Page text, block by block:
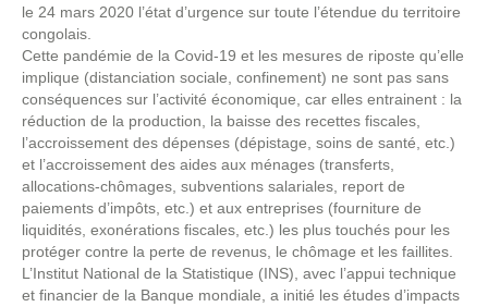
le 24 mars 2020 l’état d’urgence sur toute l’étendue du territoire
congolais.
Cette pandémie de la Covid-19 et les mesures de riposte qu’elle
implique (distanciation sociale, confinement) ne sont pas sans
conséquences sur l’activité économique, car elles entrainent : la
réduction de la production, la baisse des recettes fiscales,
l’accroissement des dépenses (dépistage, soins de santé, etc.)
et l’accroissement des aides aux ménages (transferts,
allocations-chômages, subventions salariales, report de
paiements d’impôts, etc.) et aux entreprises (fourniture de
liquidités, exonérations fiscales, etc.) les plus touchés pour les
protéger contre la perte de revenus, le chômage et les faillites.
L’Institut National de la Statistique (INS), avec l’appui technique
et financier de la Banque mondiale, a initié les études d’impacts